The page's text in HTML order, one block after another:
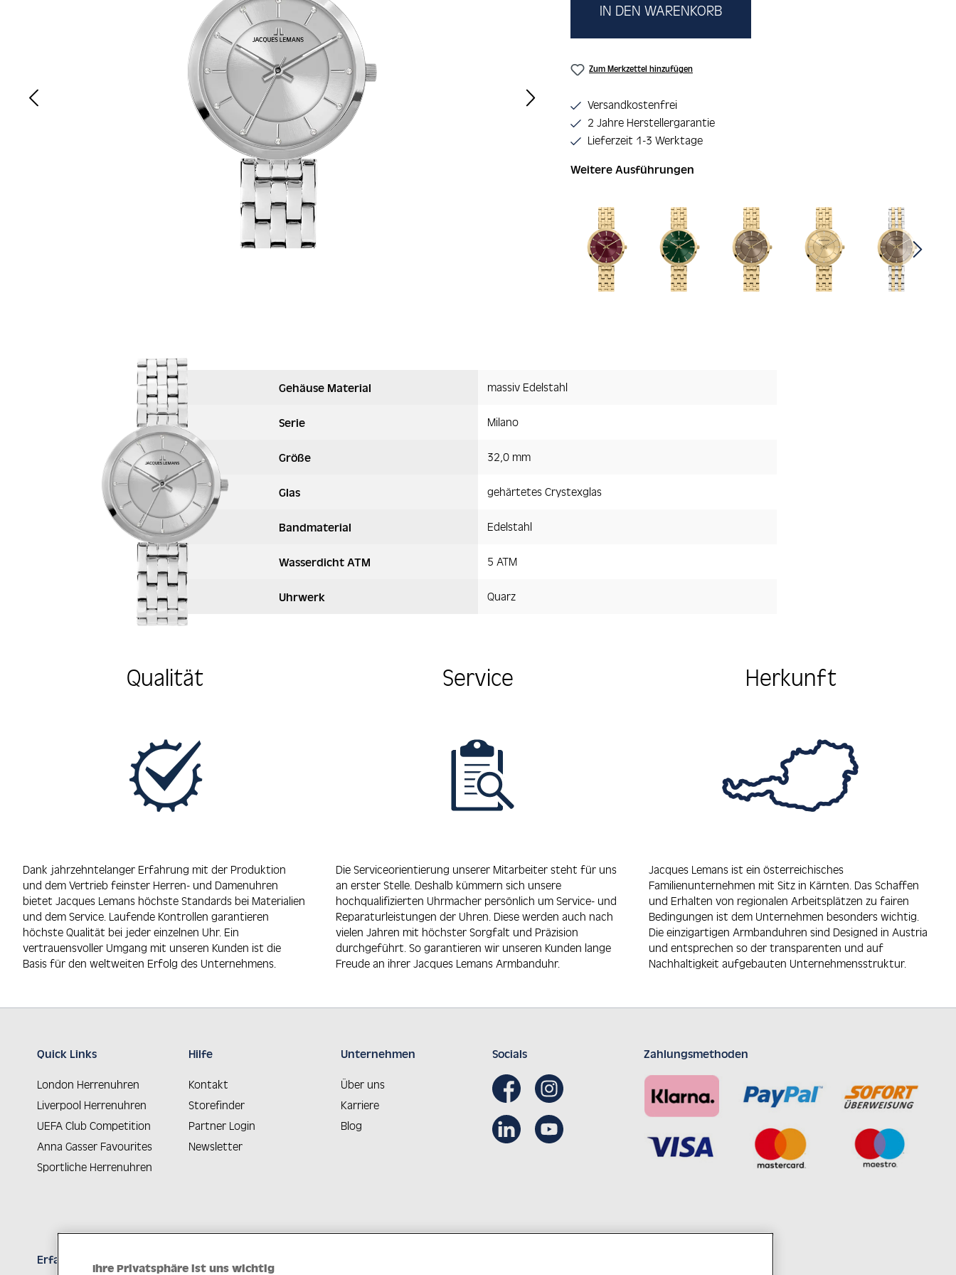
IN DEN WARENKORB
Zum Merkzettel hinzufügen
Versandkostenfrei
2 Jahre Herstellergarantie
Lieferzeit 1-3 Werktage
Weitere Ausführungen
Produktgalerie überspringen
Gehäuse Material massiv Edelstahl
Serie Milano
Größe 32,0 mm
Glas gehärtetes Crystexglas
Bandmaterial Edelstahl
Wasserdicht ATM 5 ATM
Uhrwerk Quarz
Qualität
Dank jahrzehntelanger Erfahrung mit der Produktion
und dem Vertrieb feinster Herren- und Damenuhren
bietet Jacques Lemans höchste Standards bei Materialien
und dem Service. Laufende Kontrollen garantieren
höchste Qualität bei jeder einzelnen Uhr. Ein
vertrauensvoller Umgang mit unseren Kunden ist die
Basis für den weltweiten Erfolg des Unternehmens.
Service
Die Serviceorientierung unserer Mitarbeiter steht für uns
an erster Stelle. Deshalb kümmern sich unsere
hochqualifizierten Uhrmacher persönlich um Service- und
Reparaturleistungen der Uhren. Diese werden auch nach
vielen Jahren mit höchster Sorgfalt und Präzision
durchgeführt. So garantieren wir unseren Kunden lange
Freude an ihrer Jacques Lemans Armbanduhr.
Herkunft
Jacques Lemans ist ein österreichisches
Familienunternehmen mit Sitz in Kärnten. Das Schaffen
und Erhalten von regionalen Arbeitsplätzen zu fairen
Bedingungen ist dem Unternehmen besonders wichtig.
Die einzigartigen Armbanduhren sind Designed in Austria
und entsprechen so der transparenten und auf
Nachhaltigkeit aufgebauten Unternehmensstruktur.
Quick Links
London Herrenuhren
Liverpool Herrenuhren
UEFA Club Competition
Anna Gasser Favourites
Sportliche Herrenuhren
Hilfe
Kontakt
Storefinder
Partner Login
Newsletter
Unternehmen
Über uns
Karriere
Blog
Socials Zahlungsmethoden
Erfahren Sie Neuheiten als Erstes
Ihre Privatsphäre ist uns wichtig